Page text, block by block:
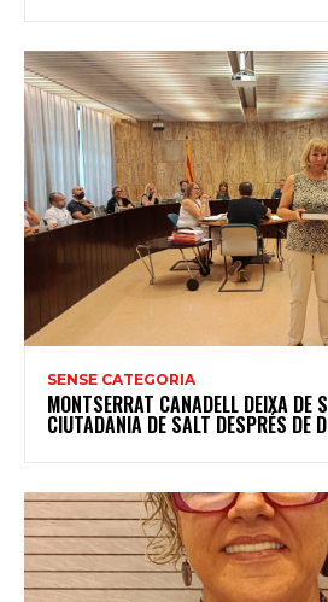
SENSE CATEGORIA
MONTSERRAT CANADELL DEIXA DE
CIUTADANIA DE SALT DESPRÉS DE